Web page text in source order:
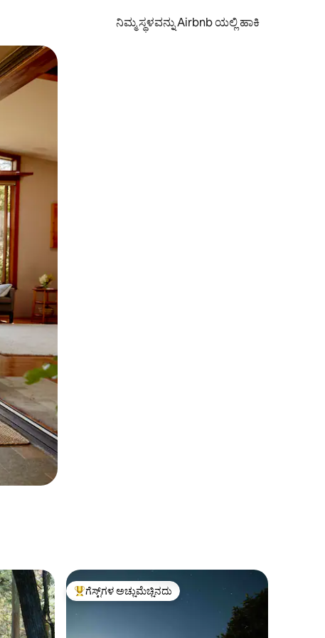
ನಿಮ್ಮ ಸ್ಥಳವನ್ನು Airbnb ಯಲ್ಲಿ ಹಾಕಿ
ಗೆಸ್ಟ್‌ಗಳಿಗೆ ಅತಿ ಹೆಚ್ಚು ಅಚ್ಚುಮೆಚ್ಚಿನದು
ಗೆಸ್ಟ್‌ಗಳ ಅಚ್ಚುಮೆಚ್ಚಿನದು